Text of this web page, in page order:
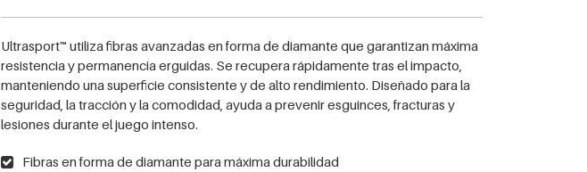
Ultrasport™ utiliza fibras avanzadas en forma de diamante que garantizan máxima
resistencia y permanencia erguidas. Se recupera rápidamente tras el impacto,
manteniendo una superficie consistente y de alto rendimiento. Diseñado para la
seguridad, la tracción y la comodidad, ayuda a prevenir esguinces, fracturas y
lesiones durante el juego intenso.
Fibras en forma de diamante para máxima durabilidad